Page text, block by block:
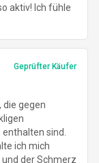
aktiv! Ich fühle
Geprüfter Käufer
die gegen
sind.
ich mich
der Schmerz